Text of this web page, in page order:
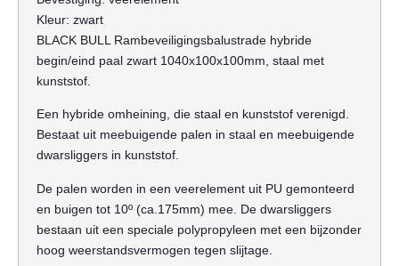
Kleur: zwart
BLACK BULL Rambeveiligingsbalustrade hybride
begin/eind paal zwart 1040x100x100mm, staal met
kunststof.
Een hybride omheining, die staal en kunststof verenigd.
Bestaat uit meebuigende palen in staal en meebuigende
dwarsliggers in kunststof.
De palen worden in een veerelement uit PU gemonteerd
en buigen tot 10º (ca.175mm) mee. De dwarsliggers
bestaan uit een speciale polypropyleen met een bijzonder
hoog weerstandsvermogen tegen slijtage.